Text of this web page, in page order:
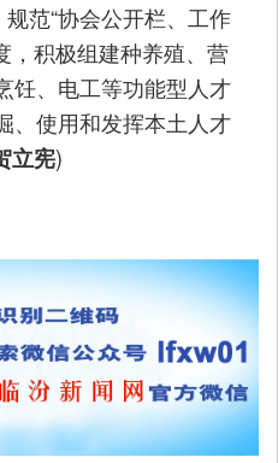
范“协会公开栏、工作
，积极组建种养殖、营
饪、电工等功能型人才
、使用和发挥本土人才
立宪)